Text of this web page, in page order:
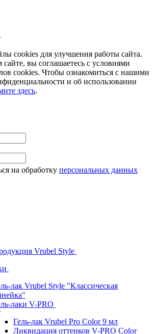
cookies для улучшения работы сайта.
вы соглашаетесь с условиями
cookies. Чтобы ознакомиться с нашими
и об использовании
здесь.
на обработку персональных данных
Vrubel Style
лак Vrubel Style "Классическая
лаки V-PRO
Гель-лак Vrubel Pro Color 9 мл
Ликвидация оттенков V-PRO Color